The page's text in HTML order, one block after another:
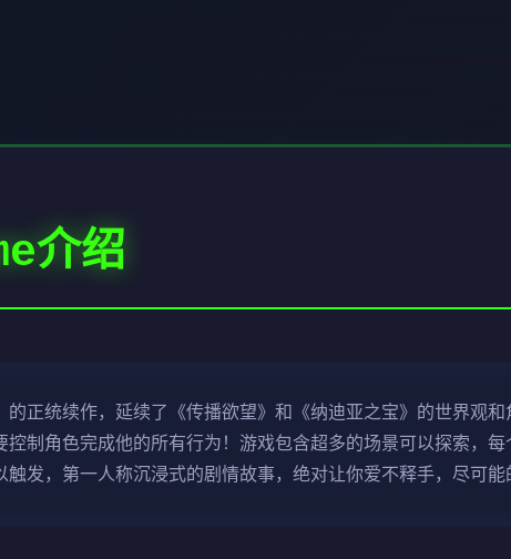
介绍
的正统续作，延续了《传播欲望》和《纳迪亚之宝》的世界观
控制角色完成他的所有行为！游戏包含超多的场景可以探索，
触发，第一人称沉浸式的剧情故事，绝对让你爱不释手，尽可